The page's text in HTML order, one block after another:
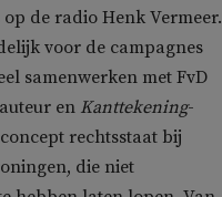
de radio Henk Vermeer.
voor de campagnes
samenwerken met FvD
en Kanttekening-
rechtsstaat bij
die niet